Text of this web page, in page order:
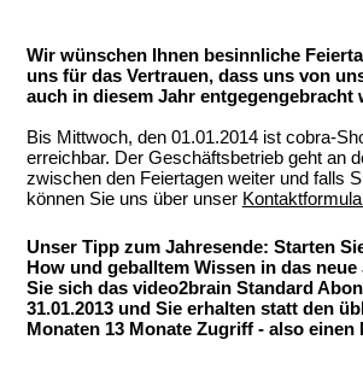
Wir wünschen Ihnen besinnliche
uns für das Vertrauen, dass uns von
auch in diesem Jahr entgegengebracht
Bis Mittwoch, den 01.01.2014 ist cobra-
erreichbar. Der Geschäftsbetrieb geht an
zwischen den Feiertagen weiter und falls
können Sie uns über unser
Unser Tipp zum Jahresende: Starten
How und geballtem Wissen in das
Sie sich das video2brain Standard
31.01.2013 und Sie erhalten statt den
Monaten 13 Monate Zugriff - also einen